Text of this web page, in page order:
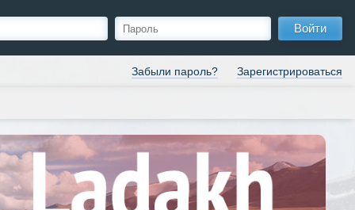
Войти
Забыли пароль? Зарегистрироваться